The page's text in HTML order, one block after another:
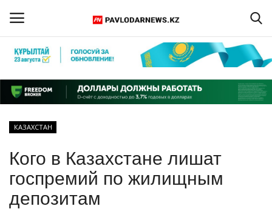
Регистрация
Главная
ПАВЛОДАРСКАЯ ОБЛАСТЬ
КАЗАХСТАН
КАЗАХСТАН
Кого в Казахстане лишат
госпремий по жилищным
депозитам